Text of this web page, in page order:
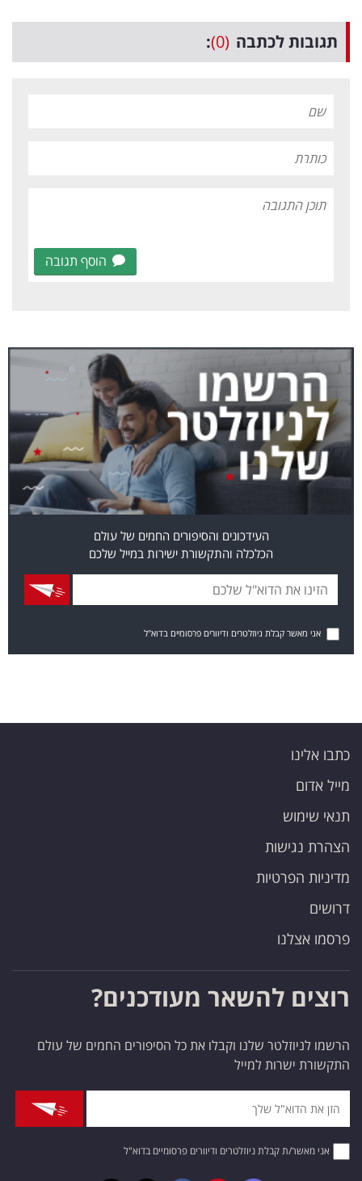
תגובות לכתבה (0)
:
הוסף תגובה
העידכונים והסיפורים החמים של עולם
הכלכלה והתקשורת ישירות במייל שלכם
אני מאשר קבלת ניוזלטרים ודיוורים פרסומיים בדוא"ל
כתבו אלינו
מייל אדום
תנאי שימוש
הצהרת נגישות
מדיניות הפרטיות
דרושים
פרסמו אצלנו
רוצים להשאר מעודכנים?
הרשמו לניוזלטר שלנו וקבלו את כל הסיפורים החמים של עולם
התקשורת ישרות למייל
אני מאשר/ת קבלת ניוזלטרים ודיוורים פרסומיים בדוא"ל